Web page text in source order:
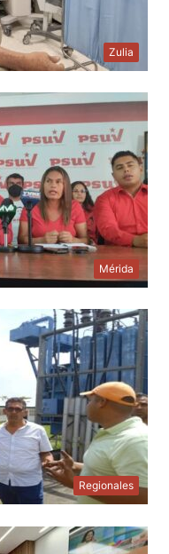
Zulia
Mérida
Regionales